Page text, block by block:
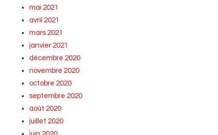
mai 2021
avril 2021
mars 2021
janvier 2021
décembre 2020
novembre 2020
octobre 2020
septembre 2020
août 2020
juillet 2020